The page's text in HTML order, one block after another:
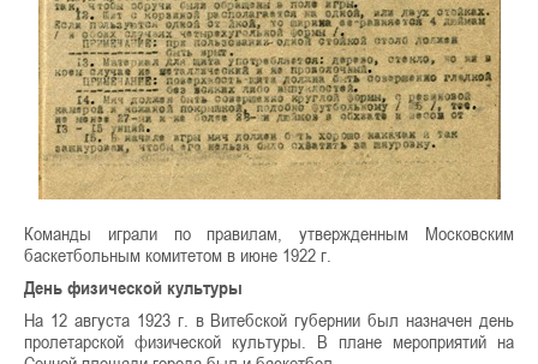
Команды играли по правилам, утвержденным Московским
баскетбольным комитетом в июне 1922 г.
День физической культуры
На 12 августа 1923 г. в Витебской губернии был назначен день
пролетарской физической культуры. В плане мероприятий на